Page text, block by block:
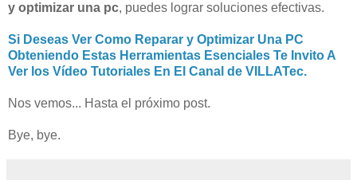
y optimizar una pc, puedes lograr soluciones efectivas.
Si Deseas Ver Como Reparar y Optimizar Una PC
Obteniendo Estas Herramientas Esenciales Te Invito A
Ver los Vídeo Tutoriales En El Canal de VILLATec.
Nos vemos... Hasta el próximo post.
Bye, bye.